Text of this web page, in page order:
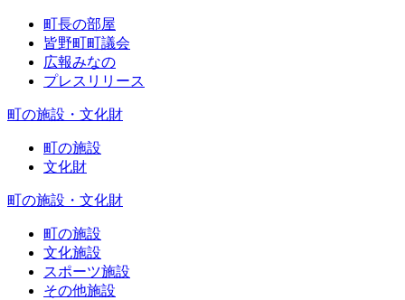
町長の部屋
皆野町町議会
広報みなの
プレスリリース
町の施設・文化財
町の施設
文化財
町の施設・文化財
町の施設
文化施設
スポーツ施設
その他施設